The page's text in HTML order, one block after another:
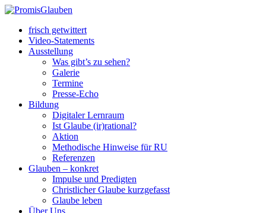
frisch getwittert
Video-Statements
Ausstellung
Was gibt’s zu sehen?
Galerie
Termine
Presse-Echo
Bildung
Digitaler Lernraum
Ist Glaube (ir)rational?
Aktion
Methodische Hinweise für RU
Referenzen
Glauben – konkret
Impulse und Predigten
Christlicher Glaube kurzgefasst
Glaube leben
Über Uns